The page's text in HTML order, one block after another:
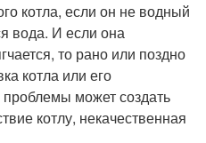
котла, если он не водный
вода. И если она
то рано или поздно
котла или его
проблемы может создать
котлу, некачественная